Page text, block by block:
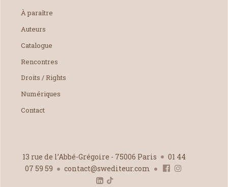
À paraître
Auteurs
Catalogue
Rencontres
Droits / Rights
Numériques
Contact
13 rue de l’Abbé-Grégoire - 75006 Paris
01 44
07 59 59
contact@swediteur.com